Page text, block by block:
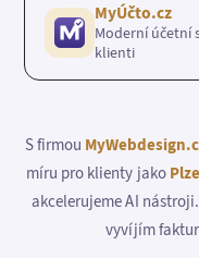
MyÚčto.cz
Moderní účetní
klienti
S firmou
míru pro klienty jako
akcelerujeme AI
vyvíjím